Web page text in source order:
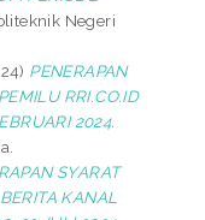
Negeri
PENERAPAN
RRI.CO.ID
2024.
SYARAT
KANAL